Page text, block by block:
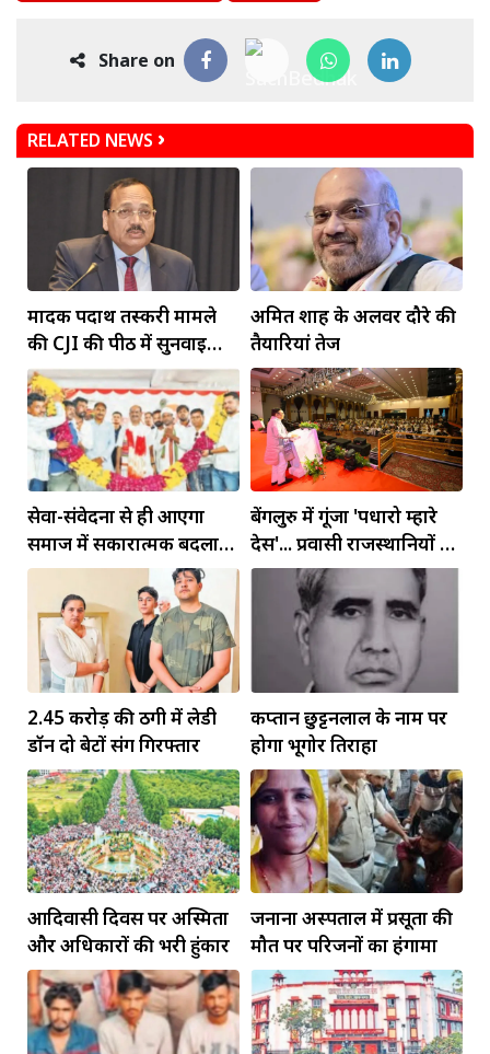
Share on
RELATED NEWS
मादक पदार्थ तस्करी मामले
की CJI की पीठ में सुनवाई
आज
अमित शाह के अलवर दौरे की
तैयारियां तेज
सेवा-संवेदना से ही आएगा
समाज में सकारात्मक बदलाव:
बिरला
बेंगलुरु में गूंजा 'पधारो म्हारे
देस'... प्रवासी राजस्थानियों को
सीएम ने दिया न्योता
2.45 करोड़ की ठगी में लेडी
डॉन दो बेटों संग गिरफ्तार
कप्तान छुट्टनलाल के नाम पर
होगा भूगोर तिराहा
आदिवासी दिवस पर अस्मिता
और अधिकारों की भरी हुंकार
जनाना अस्पताल में प्रसूता की
मौत पर परिजनों का हंगामा